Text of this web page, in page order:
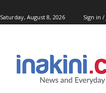
Saturday, August 8, 2026 Sign in /